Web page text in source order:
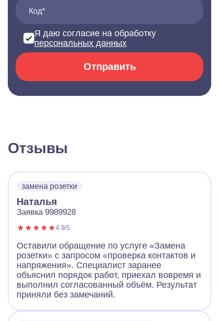
Код*
Я даю согласие на обработку
персональных данных
Отправить
Отзывы
замена розетки
Наталья
Заявка 9989928
4.9/5
Оставили обращение по услуге «Замена
розетки» с запросом «проверка контактов и
напряжения». Специалист заранее
объяснил порядок работ, приехал вовремя и
выполнил согласованный объём. Результат
приняли без замечаний.